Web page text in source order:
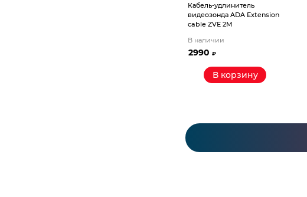
Кабель-удлинитель
видеозонда ADA Extension
cable ZVE 2M
В наличии
2990₽
В корзину